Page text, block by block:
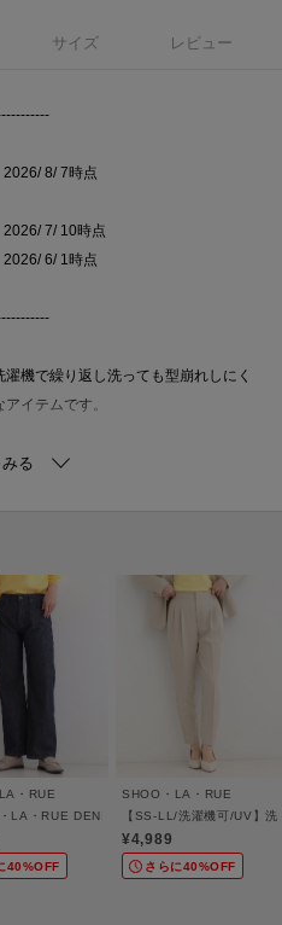
サイズ レビュー
8/ 7時点
7/ 10時点
6/ 1時点
機で繰り返し洗っても型崩れしにく
イテムです。
インが、
します。
周りでピタッと止まり、
シルエットが魅力です。
ので、気兼ねなくデイリーに活躍し
次第でカジュアルにもきれいめにも
スカートとも相性抜群で、
ゴムで楽に穿ける ライトオンスデニムイージ
・RUE
・LA・RUE DENIM/SS-LL】程よい厚みの ス
40%OFF
SHOO・LA・RUE
【SS-LL/洗濯機可/UV】
¥4,989
さらに40%OFF